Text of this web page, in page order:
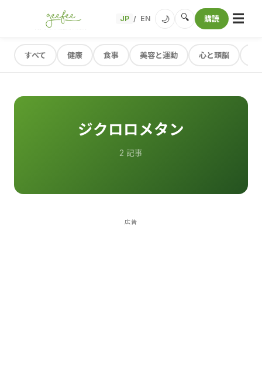
JP / EN 🌙 🔍 購読 ☰
すべて 健康 食事 美容と運動 心と頭脳
ジクロロメタン
2 記事
広告